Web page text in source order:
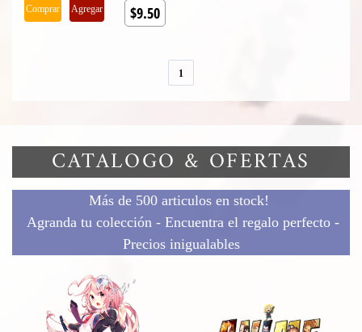
Comprar Agregar $9.50
1
CATALOGO & OFERTAS
Más de 500 articulos en stock!
Agranda tu colección - Encuentra el regalo perfecto -
Precios inigualables